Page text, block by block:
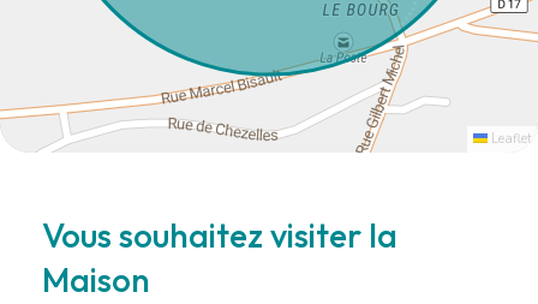
Leaflet
Vous souhaitez visiter la
Maison